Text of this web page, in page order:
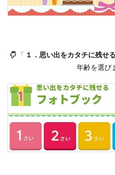
「 １．思い出をカタチに残せ
年齢を選び